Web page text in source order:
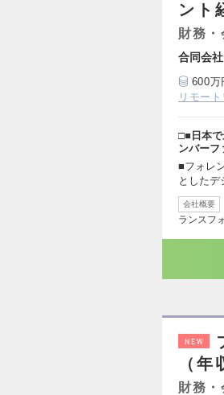
ント
財務・
合同会
600万
リモー
□■日本で
ンバー
■フォレ
としたデ
会社概要
ランスフ
NEW
（
財務・